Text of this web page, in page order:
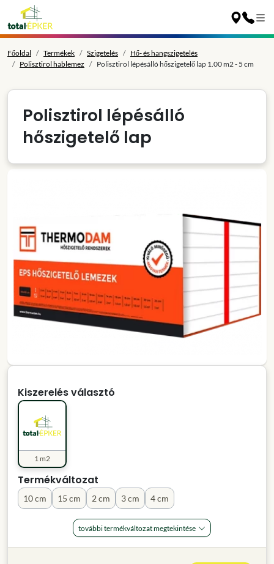
Főoldal Termékek Szigetelés
Hő- és hangszigetelés
Polisztirol hablemez
Polisztirol lépésálló hőszigetelő lap 1.00 m2 - 5 cm
Polisztirol lépésálló
hőszigetelő lap
Kiszerelés választó
1 m2
Termékváltozat
10 cm 15 cm 2 cm 3 cm 4 cm
további termékváltozat megtekintése